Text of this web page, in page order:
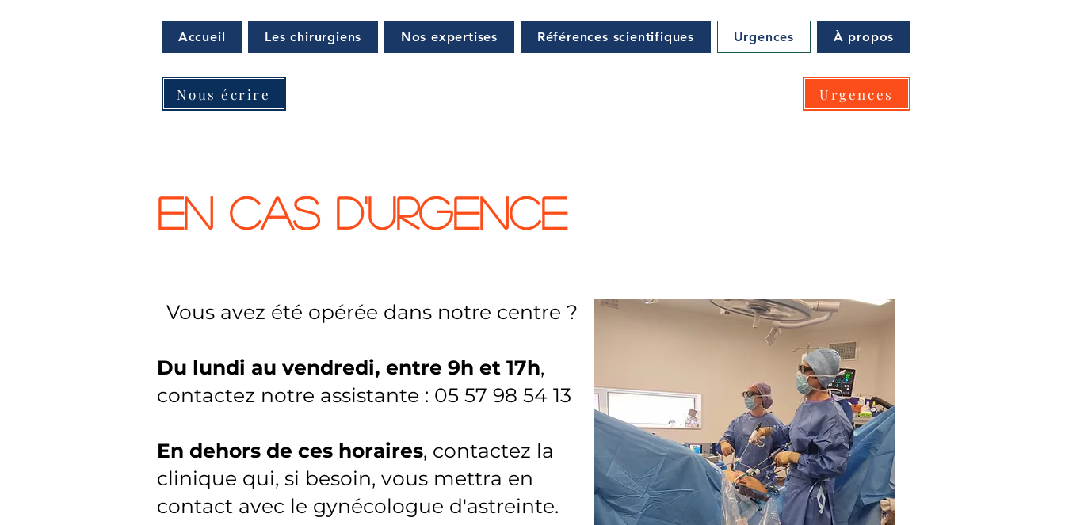
Accueil Les chirurgiens Nos expertises Références scientifiques Urgences À propos
Nous écrire Urgences
En cas d'urgence
Vous avez été opérée dans notre centre​ ?
Du lundi au vendredi, entre 9h et 17h,
contactez notre assistante : 05 57 98 54 13
En dehors de ces horaires, contactez la
clinique qui, si besoin, vous mettra en
contact avec le gynécologue d'astreinte.